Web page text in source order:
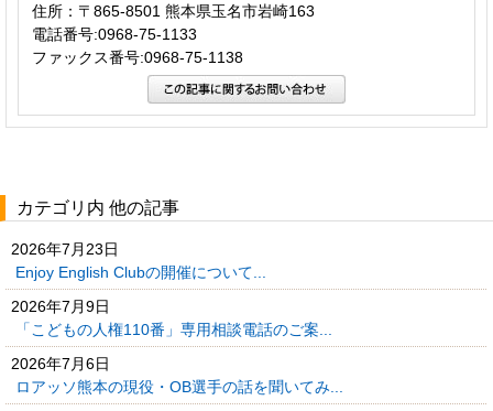
住所：〒865-8501 熊本県玉名市岩崎163
電話番号:0968-75-1133
ファックス番号:0968-75-1138
カテゴリ内 他の記事
2026年7月23日
Enjoy English Clubの開催について...
2026年7月9日
「こどもの人権110番」専用相談電話のご案...
2026年7月6日
ロアッソ熊本の現役・OB選手の話を聞いてみ...